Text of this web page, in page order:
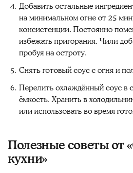
Добавить остальные
на минимальном огне от 25
консистенции. Постоянно
избежать пригорания. Чили
пробуя на остроту.
Снять готовый соус с огня и
Перелить охлаждённый соус в
ёмкость. Хранить в
или использовать во время
Полезные советы от
кухни»